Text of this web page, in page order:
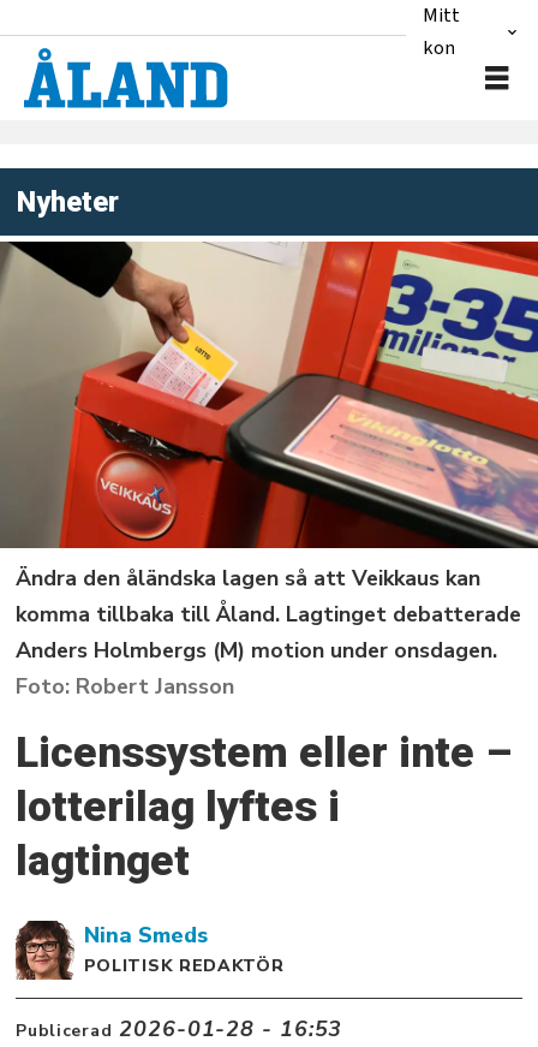
Mitt
konto
Nyheter
Ändra den åländska lagen så att Veikkaus kan
komma tillbaka till Åland. Lagtinget debatterade
Anders Holmbergs (M) motion under onsdagen.
Robert Jansson
Licenssystem eller inte –
lotterilag lyftes i
lagtinget
Nina Smeds
POLITISK REDAKTÖR
Publicerad 2026-01-28 - 16:53